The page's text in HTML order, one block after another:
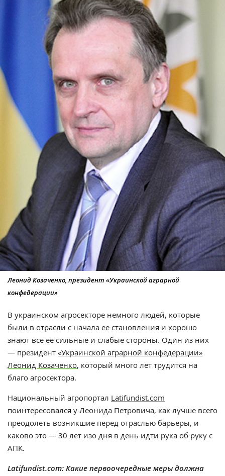
Леонид Козаченко, президент «Украинской аграрной
конфедерации»
В украинском агросекторе немного людей, которые
были в отрасли с начала ее становления и хорошо
знают все ее сильные и слабые стороны. Один из них
— президент «Украинской аграрной конфедерации»
Леонид Козаченко, который много лет трудится на
благо агросектора.
Национальный агропортал Latifundist.com
поинтересовался у Леонида Петровича, как лучше всего
преодолеть возникшие перед отраслью барьеры, и
каково это — 30 лет изо дня в день идти рука об руку с
АПК.
Latifundist.com: Какие первоочередные меры должна